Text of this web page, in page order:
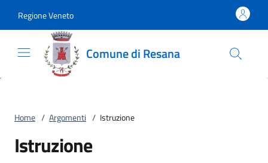
Regione Veneto
Comune di Resana
Home / Argomenti / Istruzione
Istruzione